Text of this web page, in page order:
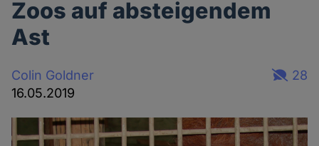
Zoos auf absteigendem
Ast
Colin Goldner
16.05.2019
28